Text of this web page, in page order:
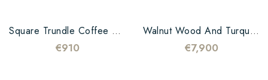
Square Trundle Coffee Table In Walnut Wood And Resin
€910
Walnut Wood And Turquoise Resin Coffee Table
€7,900